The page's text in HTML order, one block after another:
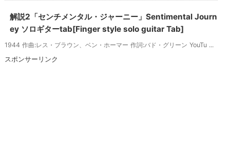
解説2「センチメンタル・ジャーニー」Sentimental Journ
ey ソロギターtab[Finger style solo guitar Tab]
1944 作曲:レス・ブラウン、ベン・ホーマー 作詞:バド・グリーン YouTu ...
スポンサーリンク